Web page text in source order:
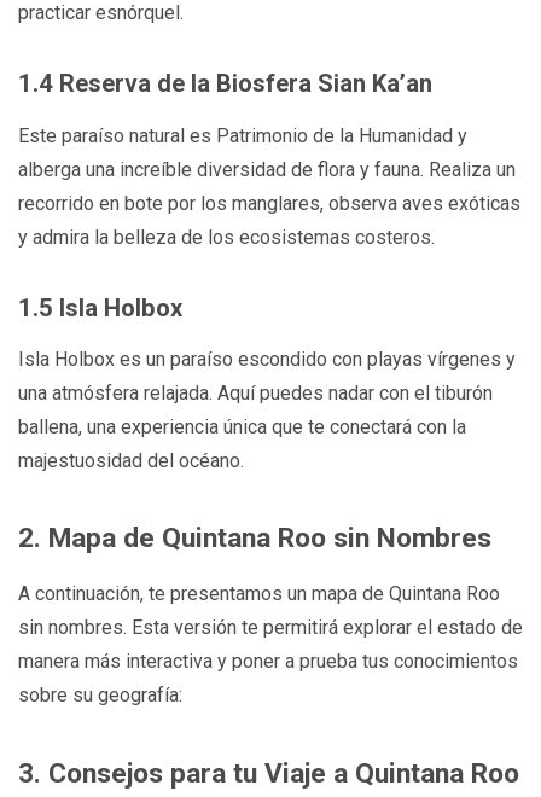
practicar esnórquel.
1.4 Reserva de la Biosfera Sian Ka’an
Este paraíso natural es Patrimonio de la Humanidad y
alberga una increíble diversidad de flora y fauna. Realiza un
recorrido en bote por los manglares, observa aves exóticas
y admira la belleza de los ecosistemas costeros.
1.5 Isla Holbox
Isla Holbox es un paraíso escondido con playas vírgenes y
una atmósfera relajada. Aquí puedes nadar con el tiburón
ballena, una experiencia única que te conectará con la
majestuosidad del océano.
2. Mapa de Quintana Roo sin Nombres
A continuación, te presentamos un mapa de Quintana Roo
sin nombres. Esta versión te permitirá explorar el estado de
manera más interactiva y poner a prueba tus conocimientos
sobre su geografía:
3. Consejos para tu Viaje a Quintana Roo